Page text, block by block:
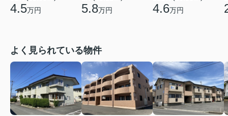
4.5万円 5.8万円 4.6万円
よく見られている物件